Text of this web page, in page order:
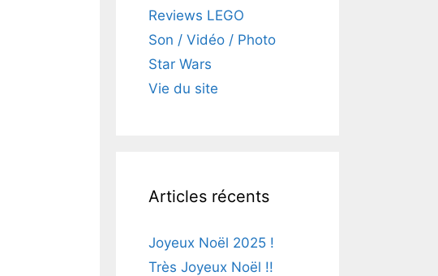
Reviews LEGO
Son / Vidéo / Photo
Star Wars
Vie du site
Articles récents
Joyeux Noël 2025 !
Très Joyeux Noël !!